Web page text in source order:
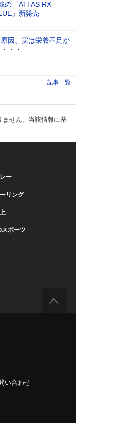
の「ATTAS RX
」新発売
因、実は栄養不足が
・・
記事一覧
ません。当該情報に基
ー
リング
スポーツ
い合わせ